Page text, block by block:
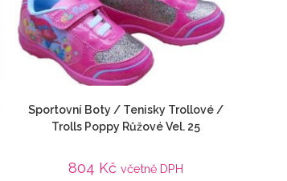
Sportovní Boty / Tenisky Trollové /
Trolls Poppy Růžové Vel. 25
804 Kč včetně DPH